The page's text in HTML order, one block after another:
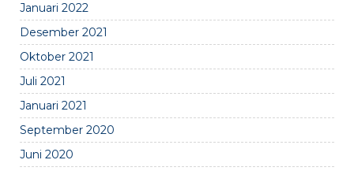
Januari 2022
Desember 2021
Oktober 2021
Juli 2021
Januari 2021
September 2020
Juni 2020